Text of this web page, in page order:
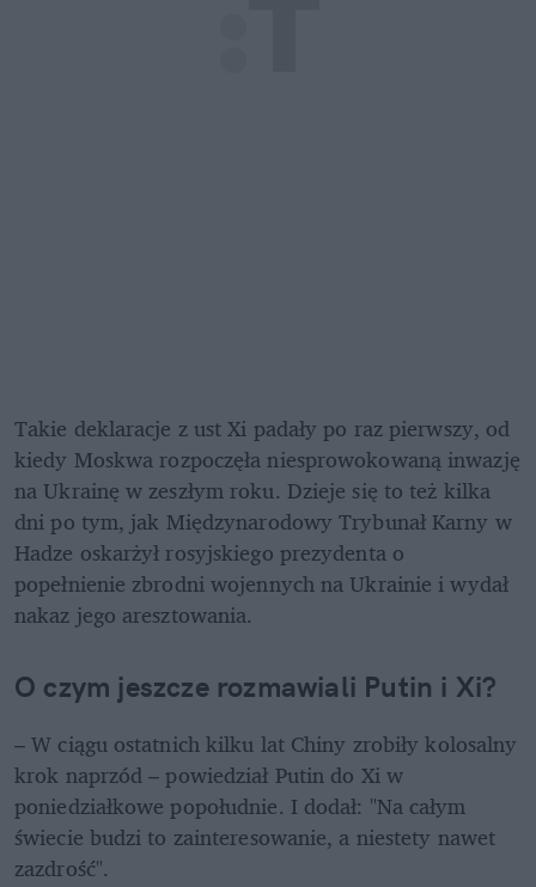
Takie deklaracje z ust Xi padały po raz pierwszy, od
kiedy Moskwa rozpoczęła niesprowokowaną inwazję
na Ukrainę w zeszłym roku. Dzieje się to też kilka
dni po tym, jak Międzynarodowy Trybunał Karny w
Hadze oskarżył rosyjskiego prezydenta o
popełnienie zbrodni wojennych na Ukrainie i wydał
nakaz jego aresztowania.
O czym jeszcze rozmawiali Putin i Xi?
– W ciągu ostatnich kilku lat Chiny zrobiły kolosalny
krok naprzód – powiedział Putin do Xi w
poniedziałkowe popołudnie. I dodał: "Na całym
świecie budzi to zainteresowanie, a niestety nawet
zazdrość".